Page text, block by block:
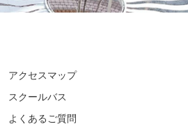
アクセスマップ
スクールバス
よくあるご質問